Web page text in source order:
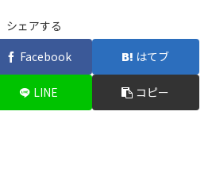
シェアする
Facebook はてブ
LINE コピー